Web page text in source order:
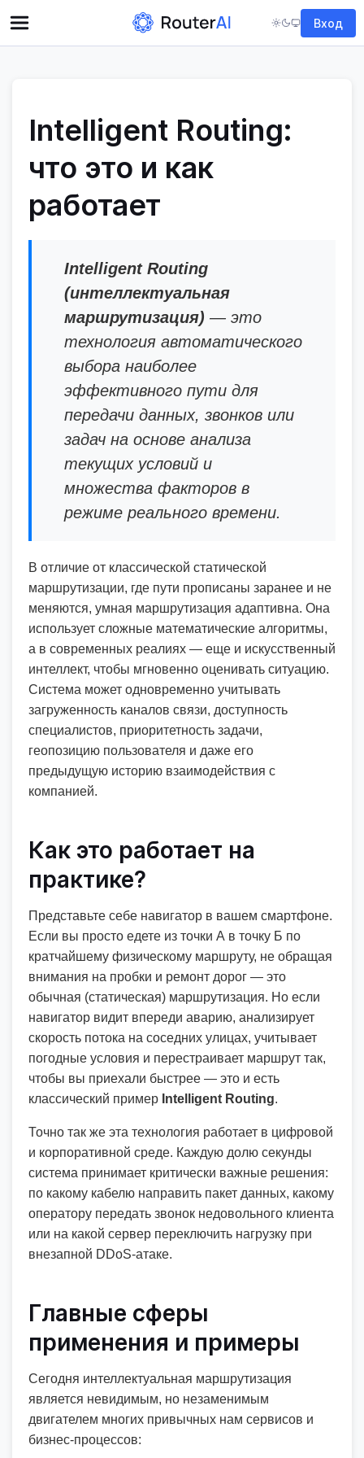
Вход
Intelligent Routing:
что это и как
работает
Intelligent Routing
(интеллектуальная
маршрутизация) — это
технология автоматического
выбора наиболее
эффективного пути для
передачи данных, звонков или
задач на основе анализа
текущих условий и
множества факторов в
режиме реального времени.
В отличие от классической статической
маршрутизации, где пути прописаны заранее и не
меняются, умная маршрутизация адаптивна. Она
использует сложные математические алгоритмы,
а в современных реалиях — еще и искусственный
интеллект, чтобы мгновенно оценивать ситуацию.
Система может одновременно учитывать
загруженность каналов связи, доступность
специалистов, приоритетность задачи,
геопозицию пользователя и даже его
предыдущую историю взаимодействия с
компанией.
Как это работает на
практике?
Представьте себе навигатор в вашем смартфоне.
Если вы просто едете из точки А в точку Б по
кратчайшему физическому маршруту, не обращая
внимания на пробки и ремонт дорог — это
обычная (статическая) маршрутизация. Но если
навигатор видит впереди аварию, анализирует
скорость потока на соседних улицах, учитывает
погодные условия и перестраивает маршрут так,
чтобы вы приехали быстрее — это и есть
классический пример Intelligent Routing.
Точно так же эта технология работает в цифровой
и корпоративной среде. Каждую долю секунды
система принимает критически важные решения:
по какому кабелю направить пакет данных, какому
оператору передать звонок недовольного клиента
или на какой сервер переключить нагрузку при
внезапной DDoS-атаке.
Главные сферы
применения и примеры
Сегодня интеллектуальная маршрутизация
является невидимым, но незаменимым
двигателем многих привычных нам сервисов и
бизнес-процессов: